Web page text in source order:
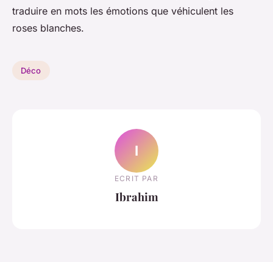
traduire en mots les émotions que véhiculent les
roses blanches.
Déco
I
ECRIT PAR
Ibrahim